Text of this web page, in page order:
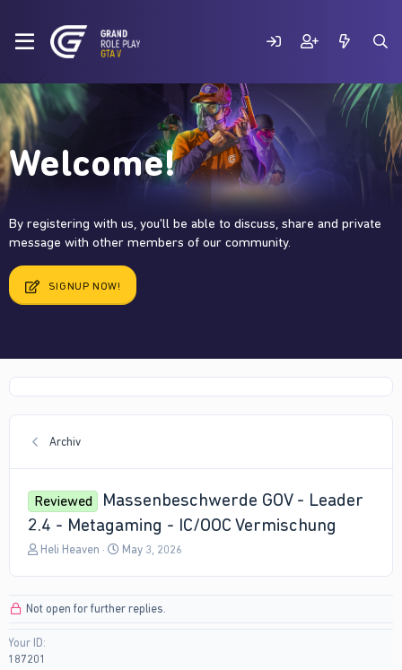
Welcome!
By registering with us, you'll be able to discuss, share and private
message with other members of our community.
SIGNUP NOW!
Archiv
Reviewed
Massenbeschwerde GOV - Leader
2.4 - Metagaming - IC/OOC Vermischung
T
a
s
t
Heli Heaven
S
t
May 3, 2026
Not open for further replies.
Your ID
187201